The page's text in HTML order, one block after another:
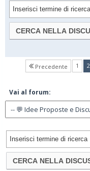
Precedente 1 2
Vai al forum: